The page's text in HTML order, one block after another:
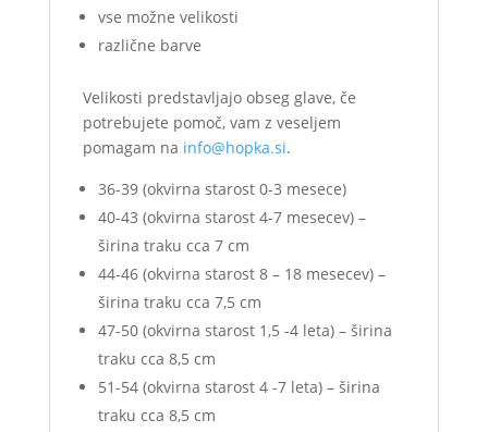
vse možne velikosti
različne barve
Velikosti predstavljajo obseg glave, če
potrebujete pomoč, vam z veseljem
pomagam na info@hopka.si.
36-39 (okvirna starost 0-3 mesece)
40-43 (okvirna starost 4-7 mesecev) –
širina traku cca 7 cm
44-46 (okvirna starost 8 – 18 mesecev) –
širina traku cca 7,5 cm
47-50 (okvirna starost 1,5 -4 leta) – širina
traku cca 8,5 cm
51-54 (okvirna starost 4 -7 leta) – širina
traku cca 8,5 cm